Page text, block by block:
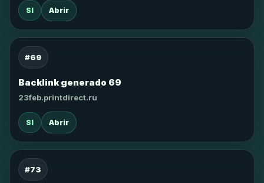
SI Abrir
#69
Backlink generado 69
23feb.printdirect.ru
SI Abrir
#73